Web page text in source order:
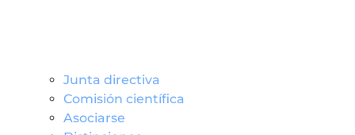
Junta directiva
Comisión científica
Asociarse